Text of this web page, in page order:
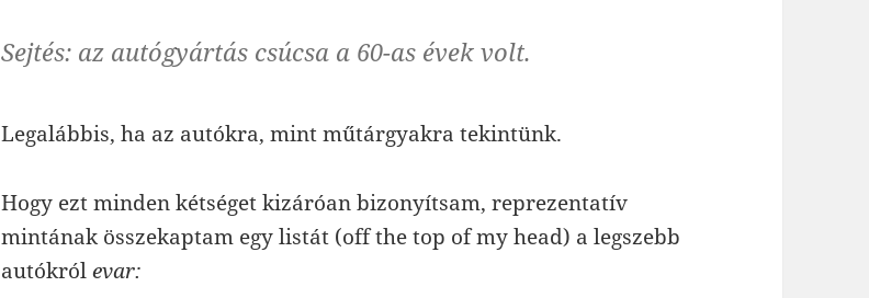
Sejtés: az autógyártás csúcsa a 60-as évek volt.
Legalábbis, ha az autókra, mint műtárgyakra tekintünk.
Hogy ezt minden kétséget kizáróan bizonyítsam, reprezentatív
mintának összekaptam egy listát (off the top of my head) a legszebb
autókrólevar: